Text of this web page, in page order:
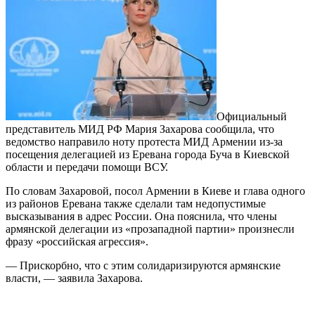
Официальный
представитель МИД РФ Мария Захарова сообщила, что
ведомство направило ноту протеста МИД Армении из-за
посещения делегацией из Еревана города Буча в Киевской
области и передачи помощи ВСУ.
По словам Захаровой, посол Армении в Киеве и глава одного
из районов Еревана также сделали там недопустимые
высказывания в адрес России. Она пояснила, что члены
армянской делегации из «прозападной партии» произнесли
фразу «российская агрессия».
— Прискорбно, что с этим солидаризируются армянские
власти, — заявила Захарова.